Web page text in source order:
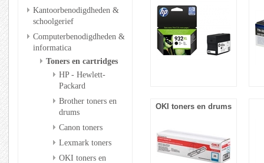
Kantoorbenodigdheden &
schoolgerief
Computerbenodigdheden &
informatica
Toners en cartridges
HP - Hewlett-
Packard
Brother toners en
drums
Canon toners
Lexmark toners
OKI toners en
OKI toners en drums